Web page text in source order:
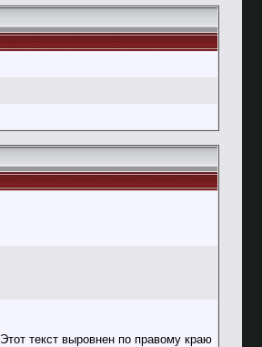
Этот текст выровнен по правому краю